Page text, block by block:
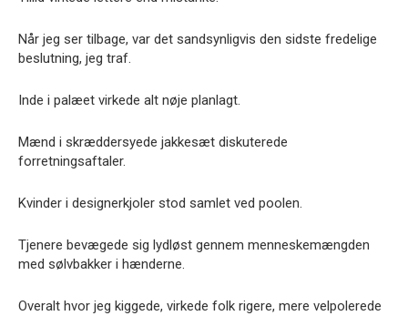
Når jeg ser tilbage, var det sandsynligvis den sidste fredelige
beslutning, jeg traf.
Inde i palæet virkede alt nøje planlagt.
Mænd i skræddersyede jakkesæt diskuterede
forretningsaftaler.
Kvinder i designerkjoler stod samlet ved poolen.
Tjenere bevægede sig lydløst gennem menneskemængden
med sølvbakker i hænderne.
Overalt hvor jeg kiggede, virkede folk rigere, mere velpolerede